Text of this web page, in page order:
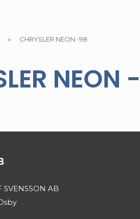
» CHRYSLER NEON -98
NEON
SVENSSON AB